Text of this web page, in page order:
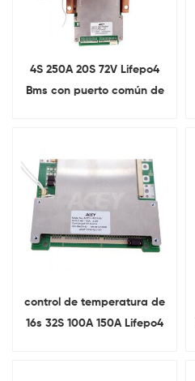
4S 250A 20S 72V Lifepo4
Bms con puerto común de
control de temperatura de
16s 32S 100A 150A Lifepo4